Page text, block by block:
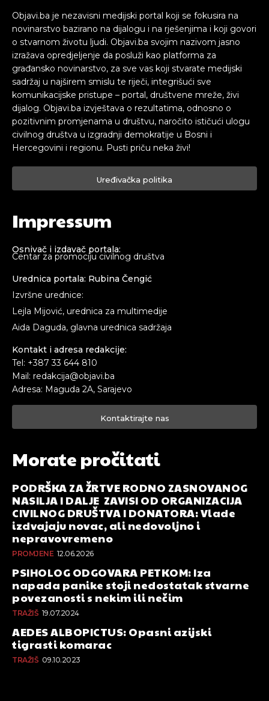
Objavi.ba je nezavisni medijski portal koji se fokusira na
novinarstvo bazirano na dijalogu i na rješenjima i koji govori
o stvarnom životu ljudi. Objavi.ba svojim nazivom jasno
izražava opredjeljenje da posluži kao platforma za
građansko novinarstvo, za sve vas koji stvarate medijski
sadržaj u najširem smislu te riječi, integrišući sve
komunikacijske pristupe – portal, društvene mreže, živi
dijalog. Objavi.ba izvještava o rezultatima, odnosno o
pozitivnim promjenama u društvu, naročito ističući ulogu
civilnog društva u izgradnji demokratije u Bosni i
Hercegovini i regionu. Pusti priču neka živi!
Uređivačka politika
Impressum
Osnivač i izdavač portala:
Centar za promociju civilnog društva
Urednica portala: Rubina Čengić
Izvršne urednice:
Lejla Mijović, urednica za multimedije
Aida Daguda, glavna urednica sadržaja
Kontakt i adresa redakcije:
Tel: +387 33 644 810
Mail: redakcija@objavi.ba
Adresa: Maguda 2A, Sarajevo
Kontaktirajte nas
Morate pročitati
PODRŠKA ZA ŽRTVE RODNO ZASNOVANOG
NASILJA I DALJE ZAVISI OD ORGANIZACIJA
CIVILNOG DRUŠTVA I DONATORA: Vlade
izdvajaju novac, ali nedovoljno i
nepravovremeno
PROMJENE 12.06.2026
PSIHOLOG ODGOVARA PETKOM: Iza
napada panike stoji nedostatak stvarne
povezanosti s nekim ili nečim
TRAŽIŠ 19.07.2024
AEDES ALBOPICTUS: Opasni azijski
tigrasti komarac
TRAŽIŠ 09.10.2023